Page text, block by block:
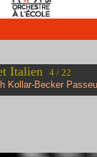
Italien 4 / 22
Kollar-Becker